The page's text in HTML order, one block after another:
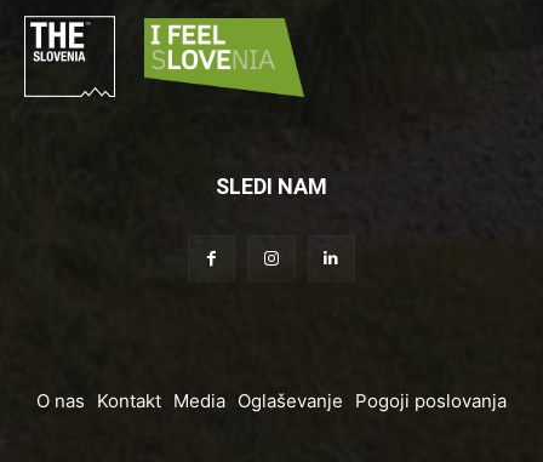
SLEDI NAM
O nas Kontakt Media Oglaševanje Pogoji poslovanja